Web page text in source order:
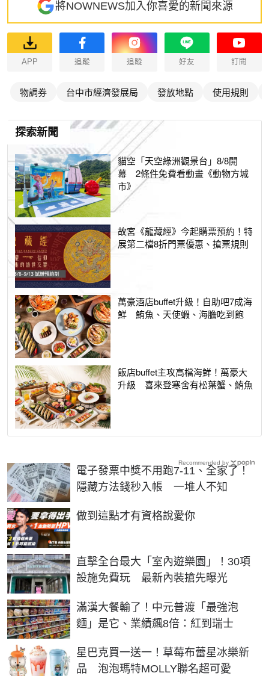
將NOWNEWS加入你喜愛的新聞來源
APP 追蹤 追蹤 好友 訂閱
物調券 台中市經濟發展局 發放地點 使用規則
探索新聞
貓空「天空綠洲觀景台」8/8開
幕 2條件免費看動畫《動物方城
市》
故宮《龍藏經》今起購票預約！特
展第二檔8折門票優惠、搶票規則
萬豪酒店buffet升級！自助吧7成海
鮮 鮪魚、天使蝦、海膽吃到飽
飯店buffet主攻高檔海鮮！萬豪大
升級 喜來登寒舍有松葉蟹、鮪魚
電子發票中獎不用跑7-11、全家了！
隱藏方法錢秒入帳 一堆人不知
做到這點才有資格說愛你
PR
直擊全台最大「室內遊樂園」！30項
設施免費玩 最新內裝搶先曝光
滿漢大餐輸了！中元普渡「最強泡
麵」是它、業績飆8倍：紅到瑞士
星巴克買一送一！草莓布蕾星冰樂新
品 泡泡瑪特MOLLY聯名超可愛
Recommended by